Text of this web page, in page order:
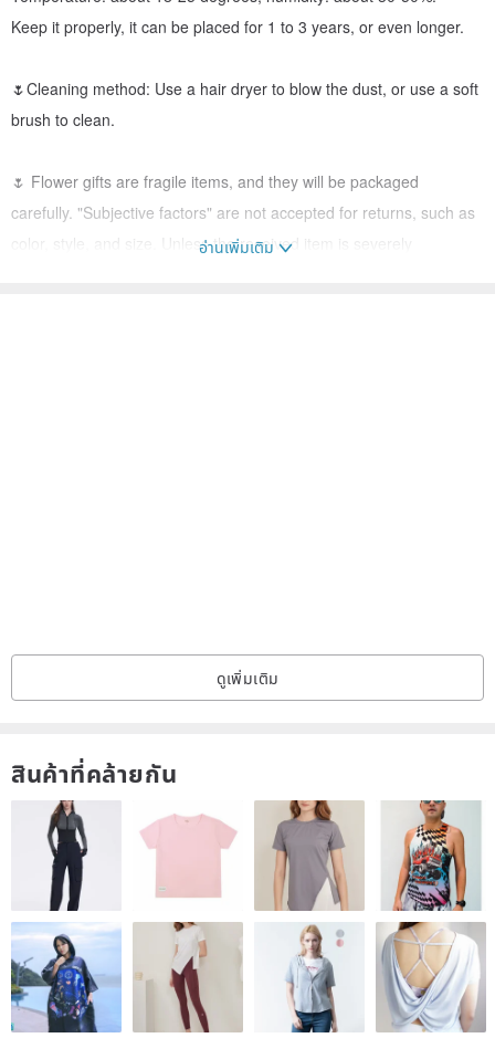
Keep it properly, it can be placed for 1 to 3 years, or even longer.
🌷Cleaning method: Use a hair dryer to blow the dust, or use a soft
brush to clean.
🌷 Flower gifts are fragile items, and they will be packaged
carefully. "Subjective factors" are not accepted for returns, such as
color, style, and size. Unless the received item is severely
อ่านเพิ่มเติม
ดูเพิ่มเติม
สินค้าที่คล้ายกัน